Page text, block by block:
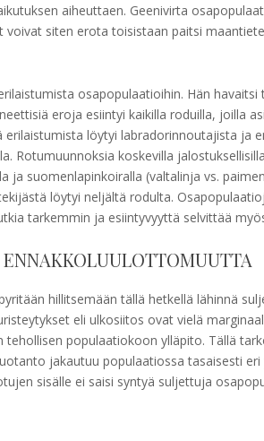
aiheuttaen. Geenivirta
siten erota toisistaan paitsi
osapopulaatioihin. Hän havaitsi
eroja esiintyi kaikilla roduilla, joilla
löytyi labradorinnoutajista ja
Rotumuunnoksia koskevilla
ja suomenlapinkoiralla (valtalinja vs.
löytyi neljältä rodulta.
tarkemmin ja esiintyvyyttä selvittää
hillitsemään tällä hetkellä lähinnä
eli ulkosiitos ovat vielä
populaatiokoon ylläpito. Tällä
jakautuu populaatiossa tasaisesti
sisälle ei saisi syntyä suljettuja